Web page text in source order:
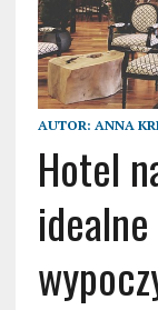
AUTOR: ANNA
Hotel